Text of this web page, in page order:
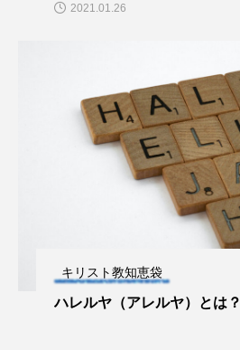
2021.01.26
キリスト教知恵袋
ハレルヤ（アレルヤ）とは？